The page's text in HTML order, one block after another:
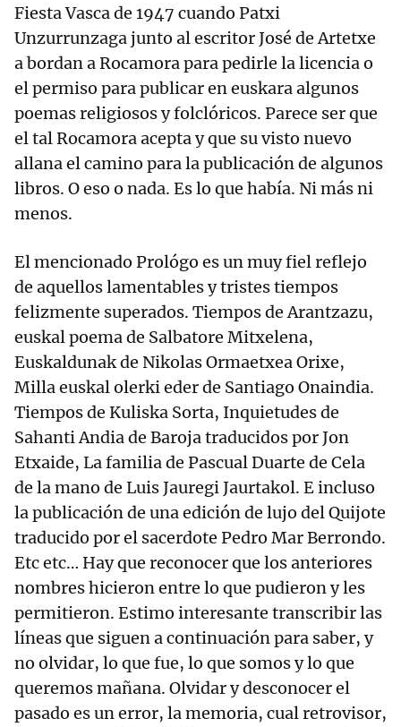
Fiesta Vasca de 1947 cuando Patxi
Unzurrunzaga junto al escritor José de Artetxe
a bordan a Rocamora para pedirle la licencia o
el permiso para publicar en euskara algunos
poemas religiosos y folclóricos. Parece ser que
el tal Rocamora acepta y que su visto nuevo
allana el camino para la publicación de algunos
libros. O eso o nada. Es lo que había. Ni más ni
menos.
El mencionado Prológo es un muy fiel reflejo
de aquellos lamentables y tristes tiempos
felizmente superados. Tiempos de Arantzazu,
euskal poema de Salbatore Mitxelena,
Euskaldunak de Nikolas Ormaetxea Orixe,
Milla euskal olerki eder de Santiago Onaindia.
Tiempos de Kuliska Sorta, Inquietudes de
Sahanti Andia de Baroja traducidos por Jon
Etxaide, La familia de Pascual Duarte de Cela
de la mano de Luis Jauregi Jaurtakol. E incluso
la publicación de una edición de lujo del Quijote
traducido por el sacerdote Pedro Mar Berrondo.
Etc etc… Hay que reconocer que los anteriores
nombres hicieron entre lo que pudieron y les
permitieron. Estimo interesante transcribir las
líneas que siguen a continuación para saber, y
no olvidar, lo que fue, lo que somos y lo que
queremos mañana. Olvidar y desconocer el
pasado es un error, la memoria, cual retrovisor,